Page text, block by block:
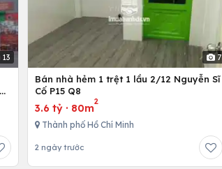
13 7
Bán nhà hẻm 1 trệt 1 lầu 2/12 Nguyễn Sĩ
Cố P15 Q8
3.6 tỷ · 80m
2
Thành phố Hồ Chí Minh
2 ngày trước